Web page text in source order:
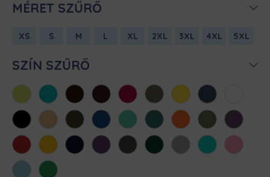
MÉRET SZŰRŐ
XS S M L XL 2XL 3XL 4XL 5XL
SZÍN SZŰRŐ
AlmazöldAtollkékBarnaBordóChili Cink Citromsárga
Denim
FeketeHomokKhaki KirálykékMentaMéregzöld
NarancsOliva Padlizsán
Piros SárgaSötétkékSötétlilaSötétszürke
SötétzöldSportszürke
Türkiz
Világos
rózsaszín
Világoskék
Zöld